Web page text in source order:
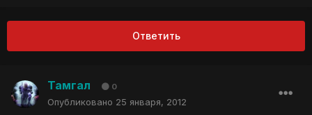
Ответить
Тамгал 0
Опубликовано 25 января, 2012